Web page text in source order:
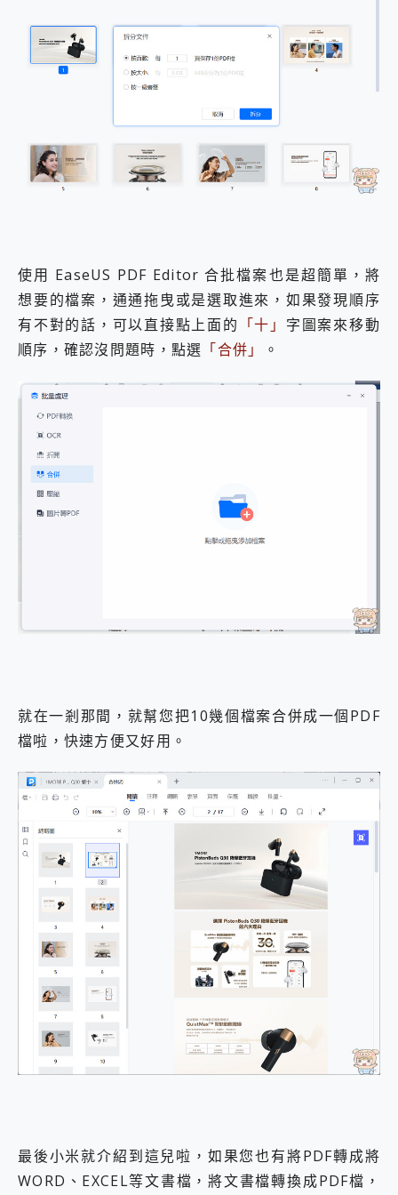
使用 EaseUS PDF Editor 合批檔案也是超簡單，將
想要的檔案，通通拖曳或是選取進來，如果發現順序
有不對的話，可以直接點上面的 「十」 字圖案來移動
順序，確認沒問題時，點選 「合併」 。
就在一剎那間，就幫您把10幾個檔案合併成一個PDF
檔啦，快速方便又好用。
最後小米就介紹到這兒啦，如果您也有將PDF轉成將
WORD、EXCEL等文書檔，將文書檔轉換成PDF檔，